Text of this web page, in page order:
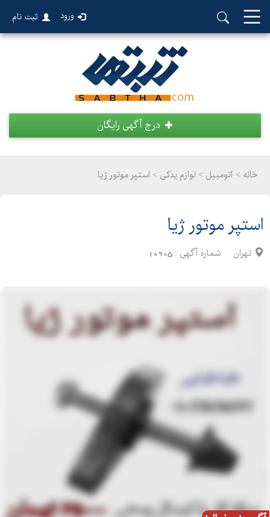
ورود ثبت نام
درج آگهی رایگان
خانه > اتومبیل > لوازم یدکی > استپر موتور ژیا
استپر موتور ژیا
تهران شماره آگهی : 10905